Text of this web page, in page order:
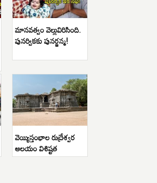
మానవత్వం వెల్లువిరిసింది.
పునర్వికకు పునర్జన్మ!
వెయ్యిస్తంభాల రుద్రేశ్వర
ఆలయం విశిష్టత